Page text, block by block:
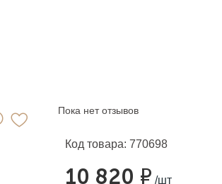
Пока нет отзывов
Код товара: 770698
10 820 ₽ /шт